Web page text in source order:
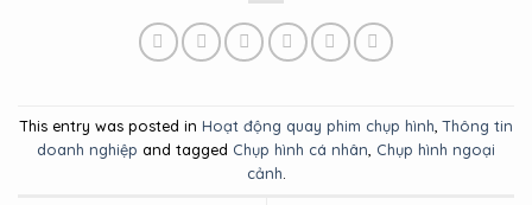
This entry was posted in Hoạt động quay phim chụp hình,Thông tin
doanh nghiệp and tagged Chụp hình cá nhân, Chụp hình ngoại
cảnh.